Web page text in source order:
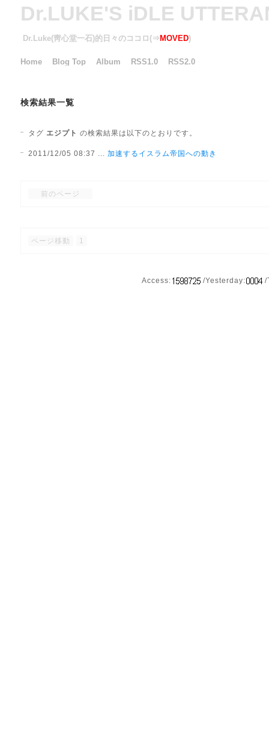
Dr.LUKE'S iDLE
Dr.Luke(靑心堂一石)的日々のココロ(⇒ MOVED)
Home Blog Top Album RSS1.0 RSS2.0
検索結果一覧
タグ エジプト の検索結果は以下のとおりです。
2011/12/05 08:37 ... 加速するイスラム帝国への動き
前のページ
ページ移動 1
Access: /Yesterday: /